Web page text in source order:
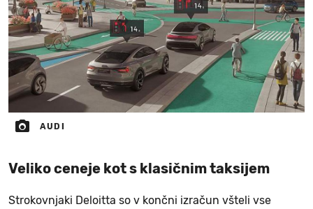
AUDI
Veliko ceneje kot s klasičnim taksijem
Strokovnjaki Deloitta so v končni izračun všteli vse